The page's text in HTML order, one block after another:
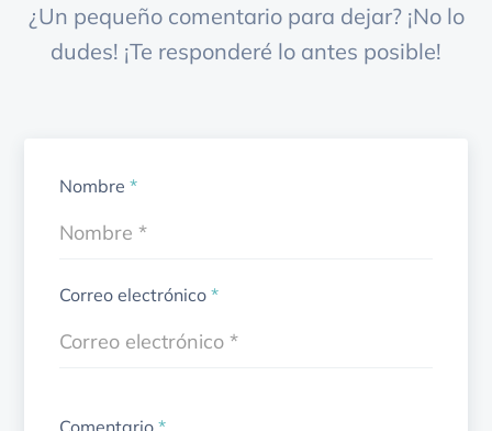
¿Un pequeño comentario para dejar? ¡No lo
dudes! ¡Te responderé lo antes posible!
Nombre*
Correo electrónico*
Comentario*